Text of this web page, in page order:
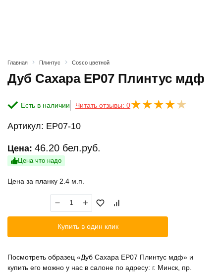
Главная Плинтус Cosco цветной
Дуб Сахара ЕP07 Плинтус мдф
Есть в наличии Читать отзывы: 0
Артикул: ЕP07-10
Цена: 46.20 бел.руб.
Цена что надо
Цена за планку 2.4 м.п.
Количество
товара
Сахара
мдф
Купить в один клик
Посмотреть образец «Дуб Сахара ЕP07 Плинтус мдф» и
купить его можно у нас в салоне по адресу: г. Минск, пр.